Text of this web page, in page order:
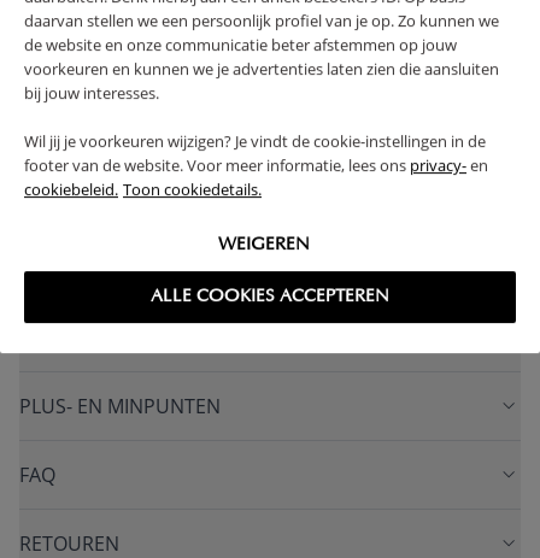
daarvan stellen we een persoonlijk profiel van je op. Zo kunnen we
de website en onze communicatie beter afstemmen op jouw
voorkeuren en kunnen we je advertenties laten zien die aansluiten
bij jouw interesses.
Wil jij je voorkeuren wijzigen? Je vindt de cookie-instellingen in de
footer van de website. Voor meer informatie, lees ons privacy-en
cookiebeleid. Toon cookiedetails.
WEIGEREN
ALLE COOKIES ACCEPTEREN
1 JAAR GARANTIE
VOLDOET AAN EN-VEILIGHEIDSNORM
VERVAARDIGD IN EUROPA
IN HOOGTE VERSTELBAAR
WAARSCHUWING
PLUS- EN MINPUNTEN
FAQ
RETOUREN